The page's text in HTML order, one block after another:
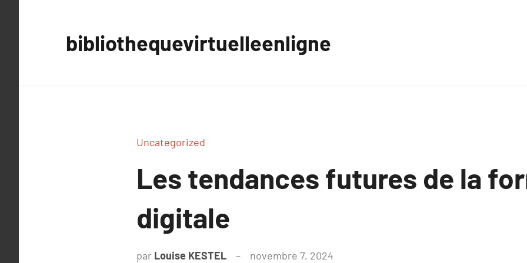
bibliothequevirtuelleenligne
Uncategorized
Les tendances futures de la
digitale
par Louise KESTEL novembre 7, 2024